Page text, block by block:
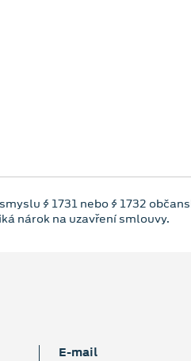
§ 1731 nebo § 1732
nárok na uzavření smlouvy.
E‑mail